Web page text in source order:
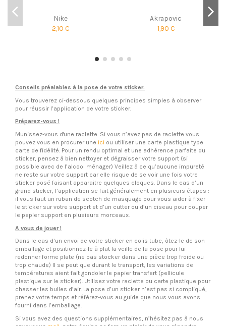
Nike
2,10 €
Akrapovic
1,90 €
Conseils préalables à la pose de votre sticker.
Vous trouverez ci-dessous quelques principes simples à observer
pour réussir l’application de votre sticker.
Préparez-vous !
Munissez-vous d'une raclette. Si vous n’avez pas de raclette vous
pouvez vous en procurer une ici ou utiliser une carte plastique type
carte de fidélité. Pour un rendu optimal et une adhérence parfaite du
sticker, pensez à bien nettoyer et dégraisser votre support (si
possible avec de l’alcool ménager) Veillez à ce qu’aucune impureté
ne reste sur votre support car elle risque de se voir une fois votre
sticker posé faisant apparaitre quelques cloques. Dans le cas d’un
grand sticker, l’application se fait généralement en plusieurs étapes :
il vous faut un ruban de scotch de masquage pour vous aider à fixer
le sticker sur votre support et d’un cutter ou d’un ciseau pour couper
le papier support en plusieurs morceaux.
A vous de jouer !
Dans le cas d’un envoi de votre sticker en colis tube, ôtez-le de son
emballage et positionnez-le à plat la veille de la pose pour lui
redonner forme plate (ne pas stocker dans une pièce trop froide ou
trop chaude) Il se peut que durant le transport, les variations de
températures aient fait gondoler le papier transfert (pellicule
plastique sur le sticker). Utilisez votre raclette ou carte plastique pour
chasser les bulles d’air. La pose d’un sticker n’est pas si compliqué,
prenez votre temps et référez-vous au guide que nous vous avons
fourni dans l’emballage.
Si vous avez des questions supplémentaires, n’hésitez pas à nous